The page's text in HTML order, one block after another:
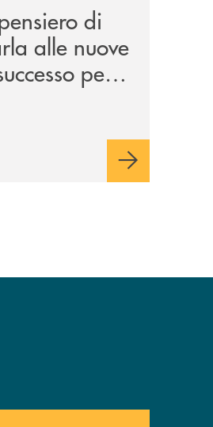
di
alle nuove
per
Banca